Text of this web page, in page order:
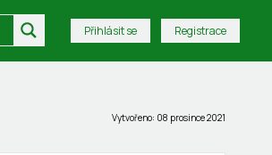
Přihlásit se Registrace
Vytvořeno: 08 prosince 2021